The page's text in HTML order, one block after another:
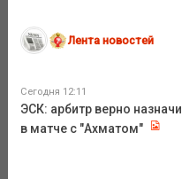
Лента новостей
Сегодня 12:11
ЭСК: арбитр верно
в матче с "Ахматом"